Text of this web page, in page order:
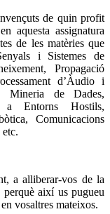
de quin profit
aquesta assignatura
de les matèries que
i Sistemes de
Propagació
d’Àudio i
Mineria de Dades,
a Entorns Hostils,
Comunicacions
a alliberar-vos de la
perquè així us pugueu
vosaltres mateixos.